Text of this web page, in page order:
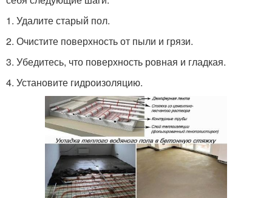
1. Удалите старый пол.
2. Очистите поверхность от пыли и грязи.
3. Убедитесь, что поверхность ровная и гладкая.
4. Установите гидроизоляцию.